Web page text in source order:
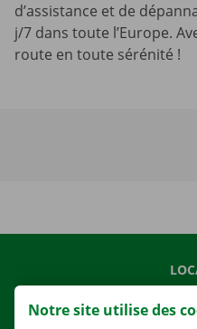
d’assistance et de
j/7 dans toute l’Europe.
route en toute sérénité !
Notre site utilise des